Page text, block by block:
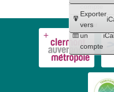
compte
Créer
un
compte
Exporter
vers